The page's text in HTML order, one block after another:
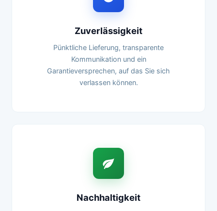
Zuverlässigkeit
Pünktliche Lieferung, transparente
Kommunikation und ein
Garantieversprechen, auf das Sie sich
verlassen können.
Nachhaltigkeit